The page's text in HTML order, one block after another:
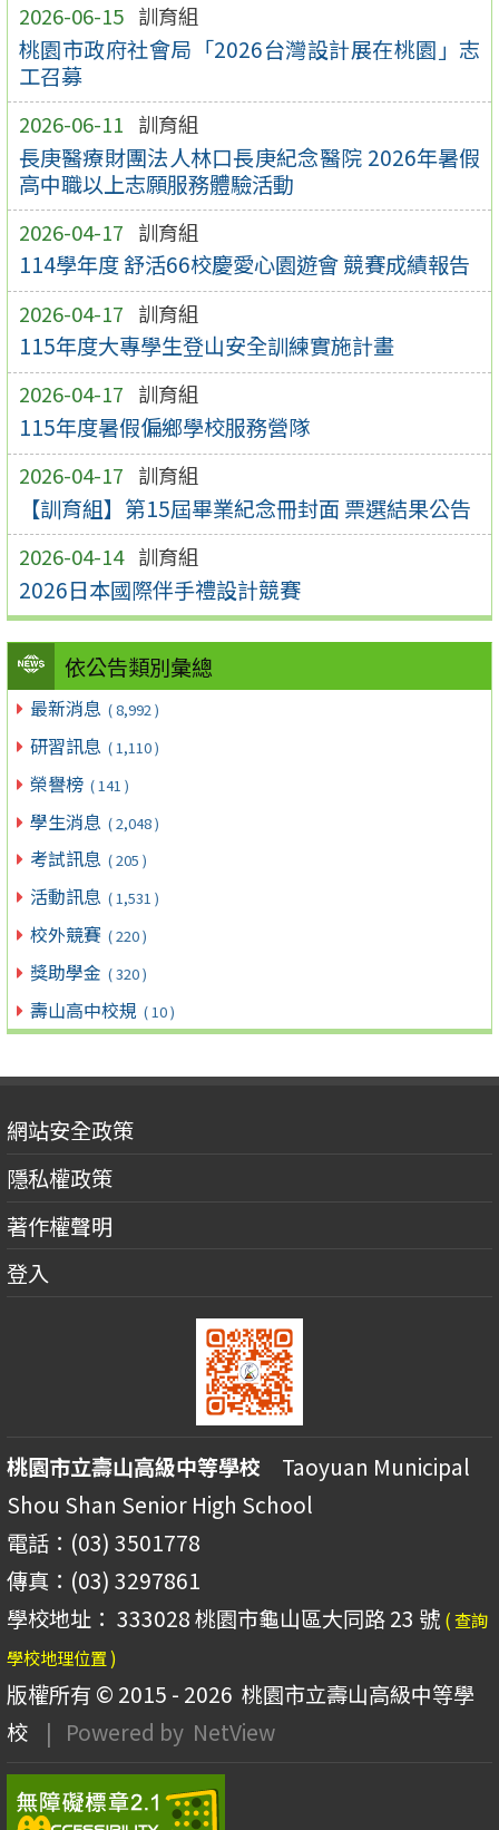
2026-06-15 訓育組
桃園市政府社會局「2026台灣設計展在桃園」志
工召募
2026-06-11 訓育組
長庚醫療財團法人林口長庚紀念醫院 2026年暑假
高中職以上志願服務體驗活動
2026-04-17 訓育組
114學年度 舒活66校慶愛心園遊會 競賽成績報告
2026-04-17 訓育組
115年度大專學生登山安全訓練實施計畫
2026-04-17 訓育組
115年度暑假偏鄉學校服務營隊
2026-04-17 訓育組
【訓育組】第15屆畢業紀念冊封面 票選結果公告
2026-04-14 訓育組
2026日本國際伴手禮設計競賽
依公告類別彙總
最新消息 ( 8,992 )
研習訊息 ( 1,110 )
榮譽榜 ( 141 )
學生消息 ( 2,048 )
考試訊息 ( 205 )
活動訊息 ( 1,531 )
校外競賽 ( 220 )
獎助學金 ( 320 )
壽山高中校規 ( 10 )
網站安全政策
隱私權政策
著作權聲明
登入
桃園市立壽山高級中等學校 Taoyuan Municipal
Shou Shan Senior High School
電話：(03) 3501778
傳真：(03) 3297861
學校地址： 333028 桃園市龜山區大同路 23 號 ( 查詢
學校地理位置 )
版權所有 © 2015 - 2026 桃園市立壽山高級中等學
校
| Powered by NetView